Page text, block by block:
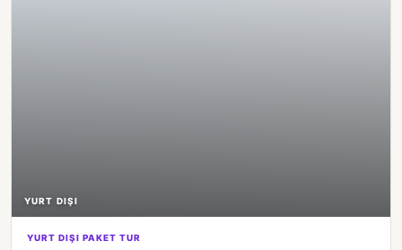
YURT DIŞI
YURT DIŞI PAKET TUR